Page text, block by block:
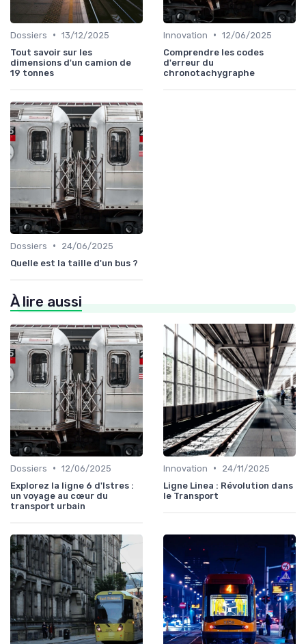
Dossiers • 13/12/2025
Tout savoir sur les
dimensions d'un camion de
19 tonnes
Innovation • 12/06/2025
Comprendre les codes
d'erreur du
chronotachygraphe
Dossiers •
24/06/2025
Quelle est la taille d'un bus ?
À lire aussi
Dossiers • 12/06/2025
Explorez la ligne 6 d'Istres :
un voyage au cœur du
transport urbain
Innovation •
24/11/2025
Ligne Linea : Révolution dans
le Transport